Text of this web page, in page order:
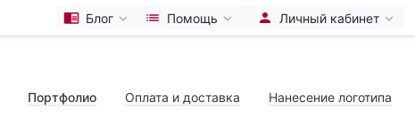
Блог Помощь Личный кабинет
Портфолио Оплата и доставка Нанесение логотипа